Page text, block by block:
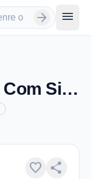
arrow_forward menu
Dragon Chora Com Simone Mendes
favorite share